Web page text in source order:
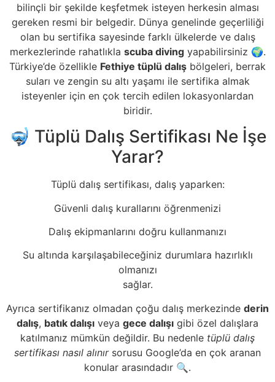
bilinçli bir şekilde keşfetmek isteyen herkesin alması
gereken resmi bir belgedir. Dünya genelinde geçerliliği
olan bu sertifika sayesinde farklı ülkelerde ve dalış
merkezlerinde rahatlıkla scuba divingyapabilirsiniz 🌍.
Türkiye’de özellikle Fethiye tüplü dalış bölgeleri, berrak
suları ve zengin su altı yaşamı ile sertifika almak
isteyenler için en çok tercih edilen lokasyonlardan
biridir.
🤿 Tüplü Dalış Sertifikası Ne İşe
Yarar?
Tüplü dalış sertifikası, dalış yaparken:
Güvenli dalış kurallarını öğrenmenizi
Dalış ekipmanlarını doğru kullanmanızı
Su altında karşılaşabileceğiniz durumlara hazırlıklı
olmanızı
sağlar.
Ayrıca sertifikanız olmadan çoğu dalış merkezinde derin
dalış, batık dalışı veya gece dalışı gibi özel dalışlara
katılmanız mümkün değildir. Bu nedenle tüplü dalış
sertifikası nasıl alınırsorusu Google’da en çok aranan
konular arasındadır 🔍.